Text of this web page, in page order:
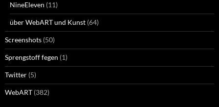
NineEleven (11)
über WebART und Kunst (64)
Screenshots (50)
Sprengstoff fegen (1)
Twitter (5)
WebART (382)